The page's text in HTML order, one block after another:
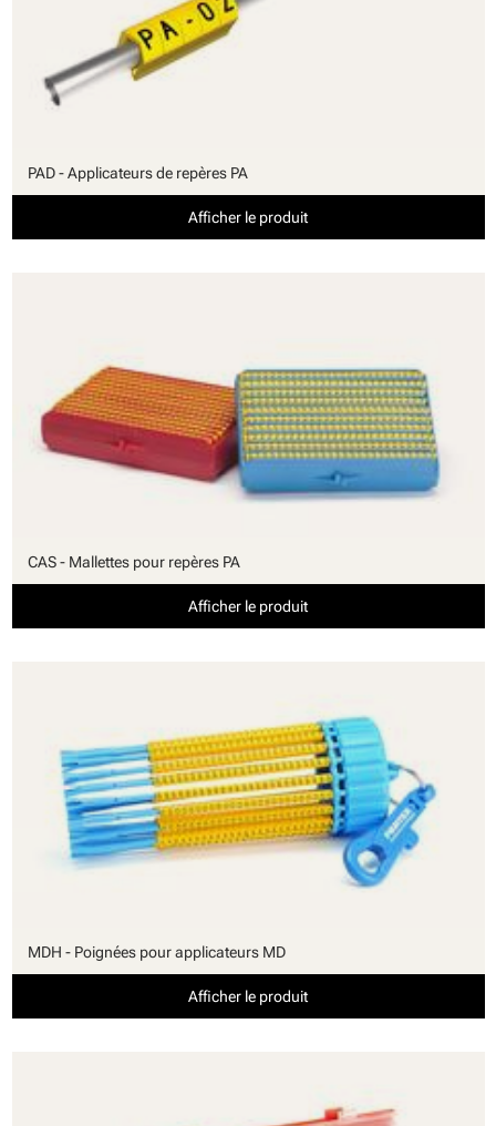
PAD - Applicateurs de repères PA
Afficher le produit
CAS - Mallettes pour repères PA
Afficher le produit
MDH - Poignées pour applicateurs MD
Afficher le produit